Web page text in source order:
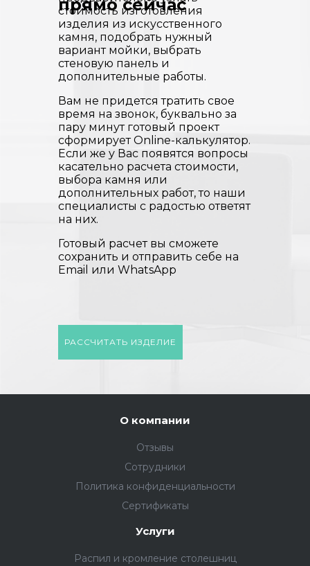
РАССЧИТАТЬ ИЗДЕЛИЕ
стоимость изготовления
изделия из искусственного
камня, подобрать нужный
вариант мойки, выбрать
стеновую панель и
дополнительные работы.
Вам не придется тратить свое
время на звонок, буквально за
пару минут готовый проект
сформирует Online-калькулятор.
Если же у Вас появятся вопросы
касательно расчета стоимости,
выбора камня или
дополнительных работ, то наши
специалисты с радостью ответят
на них.
Готовый расчет вы сможете
сохранить и отправить себе на
Email или WhatsApp
прямо сейчас
О компании
Отзывы
Сотрудники
Политика конфиденциальности
Сертификаты
Услуги
Распил и кромление столешниц